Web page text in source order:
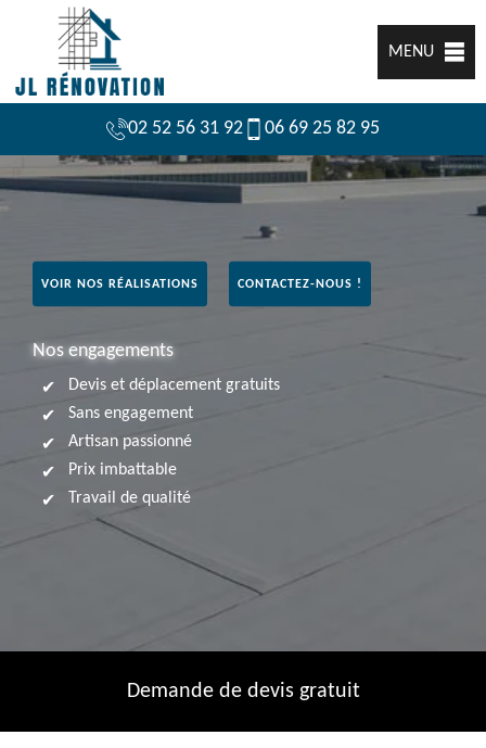
MENU
02 52 56 31 92 06 69 25 82 95
VOIR NOS RÉALISATIONS CONTACTEZ-NOUS !
Nos engagements
Devis et déplacement gratuits
Sans engagement
Artisan passionné
Prix imbattable
Travail de qualité
Demande de devis gratuit